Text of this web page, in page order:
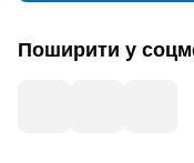
Поширити у